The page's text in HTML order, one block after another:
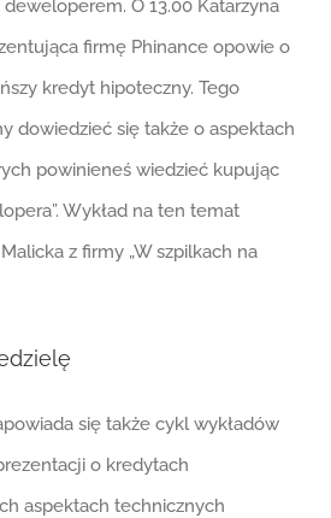
O 13.00 Katarzyna
firmę Phinance opowie o
kredyt hipoteczny. Tego
dowiedzieć się także o aspektach
powinieneś wiedzieć kupując
Wykład na ten temat
z firmy „W szpilkach na
się także cykl wykładów
o kredytach
aspektach technicznych